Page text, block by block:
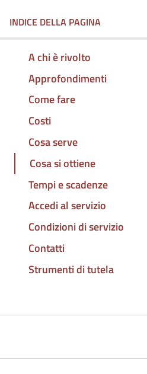
INDICE DELLA PAGINA
A chi è rivolto
Approfondimenti
Come fare
Costi
Cosa serve
Cosa si ottiene
Tempi e scadenze
Accedi al servizio
Condizioni di servizio
Contatti
Strumenti di tutela